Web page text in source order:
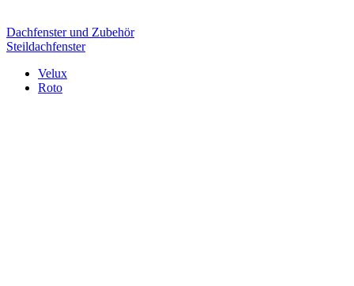
Dachfenster und Zubehör
Steildachfenster
Velux
Roto